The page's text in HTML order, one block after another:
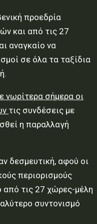
προεδρία
και από τις 27
αναγκαίο να
σε όλα τα ταξίδια
νωρίτερα σήμερα οι
τις συνδέσεις με
η παραλλαγή
δεσμευτική, αφού οι
περιορισμούς
από τις 27 χώρες-μέλη
συντονισμό